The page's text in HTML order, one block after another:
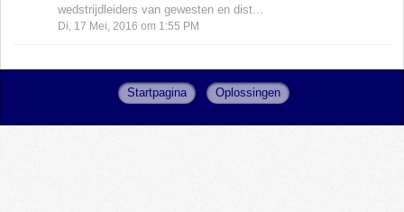
wedstrijdleiders van gewesten en dist...
Di, 17 Mei, 2016 om 1:55 PM
Startpagina Oplossingen